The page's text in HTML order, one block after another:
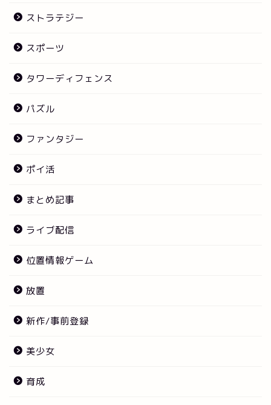
ストラテジー
スポーツ
タワーディフェンス
パズル
ファンタジー
ポイ活
まとめ記事
ライブ配信
位置情報ゲーム
放置
新作/事前登録
美少女
育成